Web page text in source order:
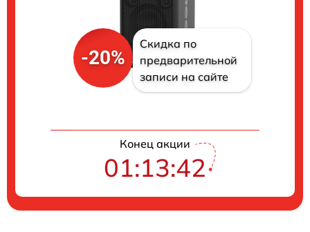
-20%
Скидка по
предварительной
записи на сайте
Конец акции
01:13:41